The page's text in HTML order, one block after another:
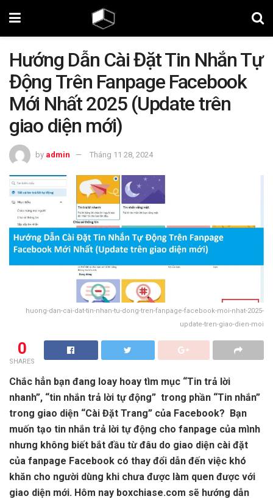
Hướng Dẫn Cài Đặt Tin Nhắn Tự
Động Trên Fanpage Facebook
Mới Nhất 2025 (Update trên
giao diện mới)
by admin Tháng 11 28, 2024
huong-dan-cai-dat-tin-nhan-tu-dong-tren-fanpage-facebook-moi-nhat-2025-
update-tren-giao-dien-moi
0
SHARES
Chắc hẳn bạn đang loay hoay tìm mục “Tin trả lời
nhanh”, “tin nhắn trả lời tự động” trong phần “Tin nhắn”
trong giao diện “Cài Đặt Trang” của Facebook? Bạn
muốn tạo tin nhắn trả lời tự động cho fanpage của mình
nhưng không biết bắt đầu từ đâu do giao diện cài đặt
của fanpage Facebook có thay đổi dẫn đến việc khó
khăn cho người dùng khi chưa được làm quen được với
giao diện mới. Hôm nay boxchiase.com sẽ hướng dẫn